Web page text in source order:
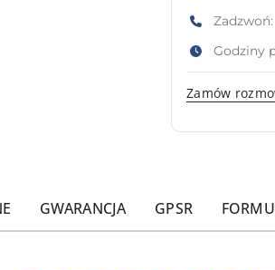
Zadzwoń:
Godziny
Zamów
GWARANCJA GPSR